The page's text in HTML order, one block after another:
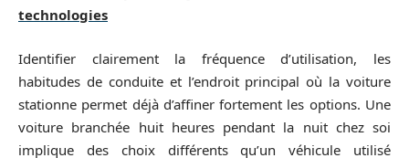
technologies
Identifier clairement la fréquence d’utilisation, les
habitudes de conduite et l’endroit principal où la voiture
stationne permet déjà d’affiner fortement les options. Une
voiture branchée huit heures pendant la nuit chez soi
implique des choix différents qu’un véhicule utilisé